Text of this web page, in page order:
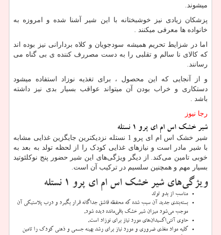
میشوند.
پزشکان زیادی نیز خوشبختانه با این شیر آشنا شده و امروزه به
خانواده ها معرفی میکنند .
اما در شزایط تحریم همیشه سودجویان و کلاه بردارانی نیز بوده اند
که کالای نا سالم و تقلبی را به دست مصررف کننده ی بی گناه می
رسانند.
و از آنجایی که این محصول ، برای تغذیه نوزاد استفاده میشود
دستکاری و خراب بودن آن میتواند عواقب بسیار بدی نیز داشته
باشد .
رجا نیوز
شیر خشک اس ام ای پرو 1 نستله
شیر خشک اس ام ای پرو 1 نستله نزدیکترین جایگزین غذایی مشابه
با شیر مادر است و نیازهای غذایی کودک را از لحظه تولد به بعد به
خوبی تامین می‌کند. از دیگر ویژگی‌های این شیر حضور پنج نوکلئوتید
بسیار مهم و همچنین سلسیم در ترکیب آن است.
ویژگی‌های شیر خشک اس ام ای پرو 1 نستله
مناسب از بدو تولد
بسته‌بندی جدید آن سبب شده که محفظه قاشق جداگانه قرار بگیرد و درب پلاستیکی آن
موجب می‌شود میزان شیر خشک باقی‌مانده دیده شود.
حاوی آنتی‌اکسیدان‌های مورد نیاز برای نوزاد است.
کلیه مواد مغذی ضروری و مورد نیاز برای رشد بهینه جسمی و ذهنی کودک را تامین